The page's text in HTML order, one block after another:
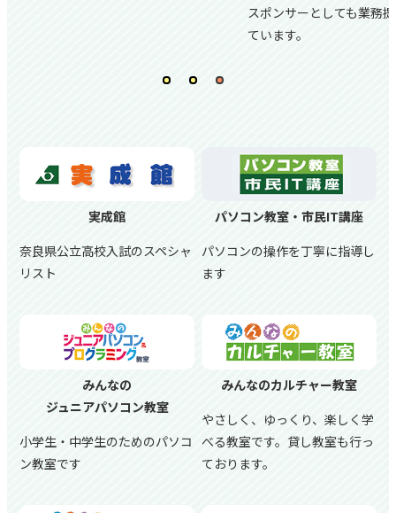
スポンサーとしても業務提携し
ています。
実成館
奈良県公立高校入試のスペシャ
リスト
パソコン教室・市民IT講座
パソコンの操作を丁寧に指導し
ます
みんなの
ジュニアパソコン教室
小学生・中学生のためのパソコ
ン教室です
みんなのカルチャー教室
やさしく、ゆっくり、楽しく学
べる教室です。貸し教室も行っ
ております。